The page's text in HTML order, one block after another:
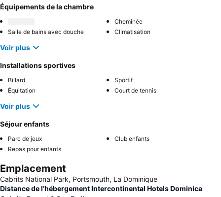
Équipements de la chambre
Cheminée
Salle de bains avec douche
Climatisation
Voir plus
Installations sportives
Billard
Sportif
Équitation
Court de tennis
Voir plus
Séjour enfants
Parc de jeux
Club enfants
Repas pour enfants
Emplacement
Cabrits National Park, Portsmouth, La Dominique
Distance de l’hébergement Intercontinental Hotels Dominica